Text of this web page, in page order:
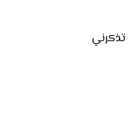
تذكرني